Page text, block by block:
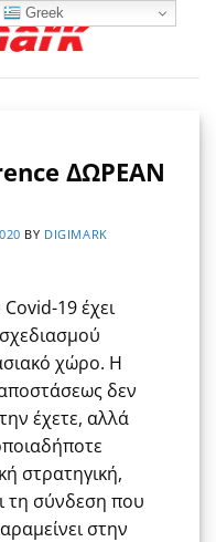
ΔΩΡΕΑΝ
BY DIGIMARK
19 έχει
χώρο. Η
δεν
έχετε, αλλά
στρατηγική,
τη σύνδεση που
στην
Greek